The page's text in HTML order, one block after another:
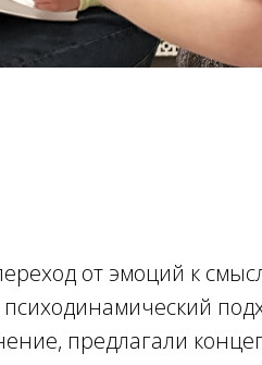
от эмоций к
предлагали